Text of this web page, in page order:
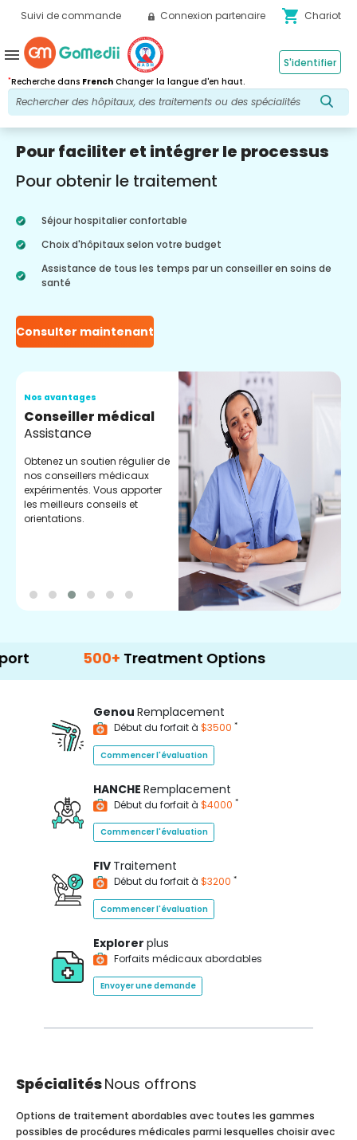
Suivi de commande Connexion partenaire shopping_cart Chariot
*Recherche dans French Changer la langue d'en haut.
S'identifier
menu
Pour faciliter et intégrer le processus
Pour obtenir le traitement
Séjour hospitalier confortable
Choix d'hôpitaux selon votre budget
Assistance de tous les temps par un conseiller en soins de
santé
Consulter maintenant
Nos avantages
Conseiller médical
Assistance
Obtenez un soutien régulier de
nos conseillers médicaux
expérimentés. Vous apporter
les meilleurs conseils et
orientations.
500+ Treatment Options
Genou Remplacement
Début du forfait à $3500 *
Commencer l'évaluation
HANCHE Remplacement
Début du forfait à $4000 *
Commencer l'évaluation
FIV Traitement
Début du forfait à $3200 *
Commencer l'évaluation
Explorer plus
Forfaits médicaux abordables
Envoyer une demande
SpécialitésNous offrons
Options de traitement abordables avec toutes les gammes
possibles de procédures médicales parmi lesquelles choisir avec